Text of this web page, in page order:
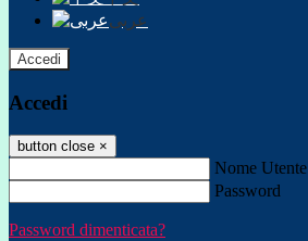
عربى
Accedi
Accedi
button close ×
Nome Utente
Password
Password dimenticata?